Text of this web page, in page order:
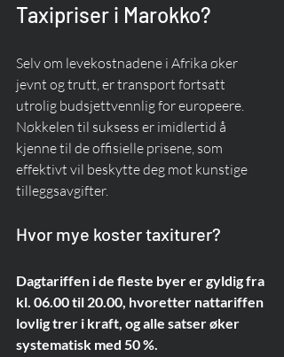
Taxipriser i Marokko?
Selv om levekostnadene i Afrika øker
jevnt og trutt, er transport fortsatt
utrolig budsjettvennlig for europeere.
Nøkkelen til suksess er imidlertid å
kjenne til de offisielle prisene, som
effektivt vil beskytte deg mot kunstige
tilleggsavgifter.
Hvor mye koster taxiturer?
Dagtariffen i de fleste byer er gyldig fra
kl. 06.00 til 20.00, hvoretter nattariffen
lovlig trer i kraft, og alle satser øker
systematisk med 50 %.